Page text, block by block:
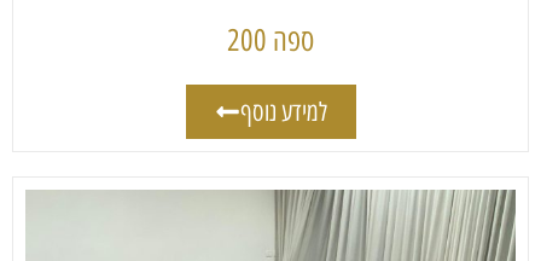
ספה 200
למידע נוסף